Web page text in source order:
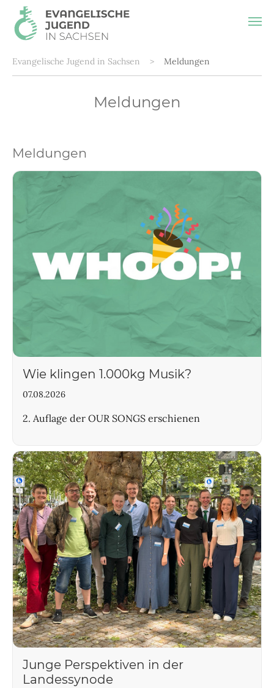
Zum Hauptinhalt springen
Sie sind hier:
Evangelische Jugend in Sachsen Meldungen
Meldungen
Meldungen
Wie klingen 1.000kg Musik?
07.08.2026
2. Auflage der OUR SONGS erschienen
Junge Perspektiven in der
Landessynode